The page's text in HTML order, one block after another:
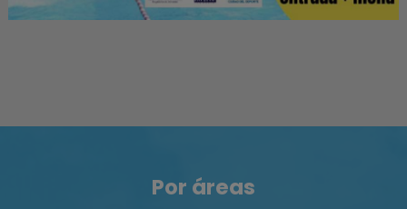
Por áreas